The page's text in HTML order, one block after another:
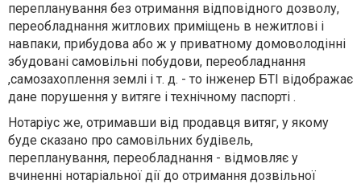
перепланування без отримання відповідного дозволу,
переобладнання житлових приміщень в нежитлові і
навпаки, прибудова або ж у приватному домоволодінні
збудовані самовільні побудови, переобладнання
,самозахоплення землі і т. д. - то інженер БТІ відображає
дане порушення у витяге і технічному паспорті .
Нотаріус же, отримавши від продавця витяг, у якому
буде сказано про самовільних будівель,
перепланування, переобладнання - відмовляє у
вчиненні нотаріальної дії до отримання дозвільної